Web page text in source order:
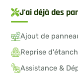
J'ai déjà des
Ajout de
Reprise
Assistance &